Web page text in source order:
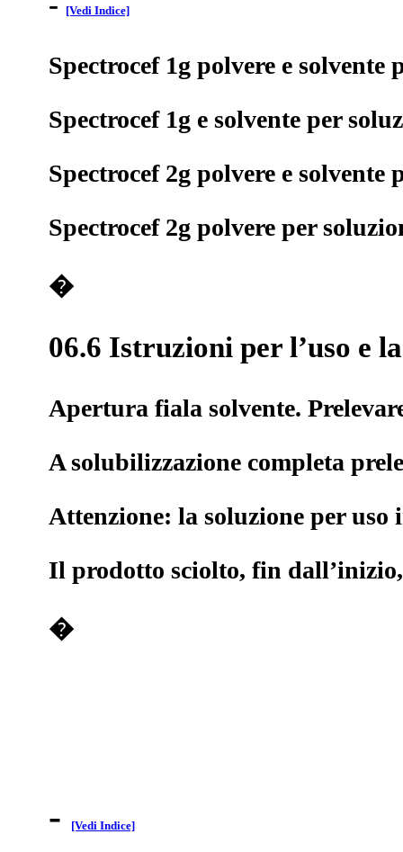
[Vedi Indice]
Spectrocef 1g polvere e
Spectrocef 1g e solvente per
Spectrocef 2g polvere e
Spectrocef 2g polvere per
�
06.6 Istruzioni per l’uso e
Apertura fiala solvente.
A solubilizzazione completa
Attenzione: la soluzione per uso
Il prodotto sciolto, fin
�
- [Vedi Indice]